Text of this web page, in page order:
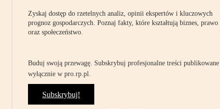
Zyskaj dostęp do rzetelnych analiz, opinii ekspertów i kluczowych
prognoz gospodarczych. Poznaj fakty, które kształtują biznes, prawo
oraz społeczeństwo.
Buduj swoją przewagę. Subskrybuj profesjonalne treści publikowane
wyłącznie w pro.rp.pl.
Subskrybuj!